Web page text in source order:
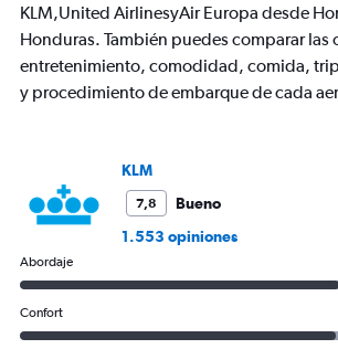
1
Y
axis
displaying
values.
1500.
KLM,United AirlinesyAir Europa desde
Honduras. También puedes comparar las
entretenimiento, comodidad, comida,
y procedimiento de embarque de cada
KLM
7,8
Bueno
1.553 opiniones
Abordaje
Confort